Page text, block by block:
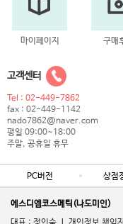
마이페이지 구매
고객센터
Tel : 02-449-7862
fax : 02-449-1142
nado7862@naver.com
평일 09:00~18:00
주말, 공휴일 휴무
PC버전 상점
에스디엠코스메틱(나도미인)